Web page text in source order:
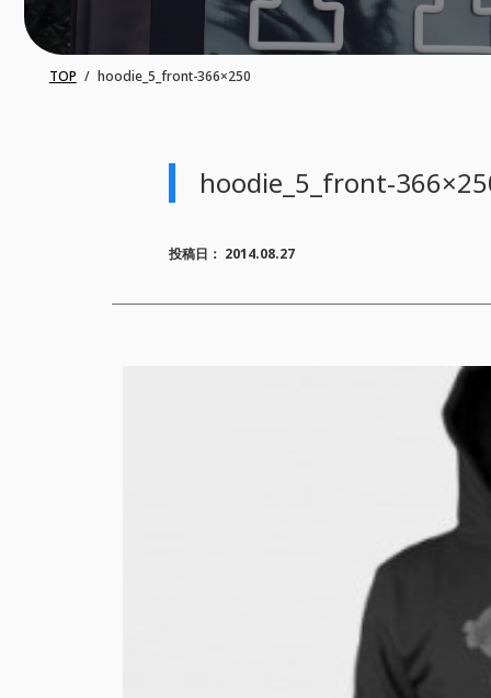
TOP hoodie_5_front-366×250
hoodie_5_front-
投稿日： 2014.08.27